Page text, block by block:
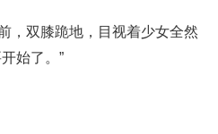
，双膝跪地，目视着少女全然
始了。”